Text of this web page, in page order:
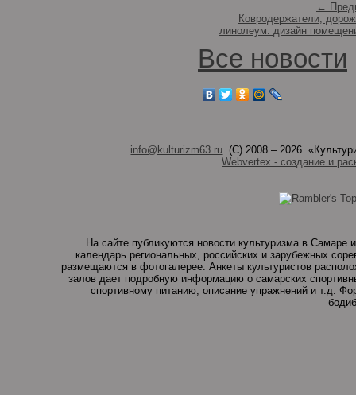
←
Ковродержатели,
линолеум: дизайн
Все новости
info@kulturizm63.ru. (C) 2008 – 2026.
Webvertex - создание и
На сайте публикуются новости культуризма в
календарь региональных, российских и зарубежных
размещаются в фотогалерее. Анкеты культуристов
залов дает подробную информацию о самарских
спортивному питанию, описание упражнений и т.д.